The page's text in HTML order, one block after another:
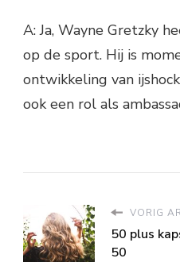
A: Ja, Wayne Gretzky
op de sport. Hij is
ontwikkeling van
ook een rol als
VORIG
50 plus
50